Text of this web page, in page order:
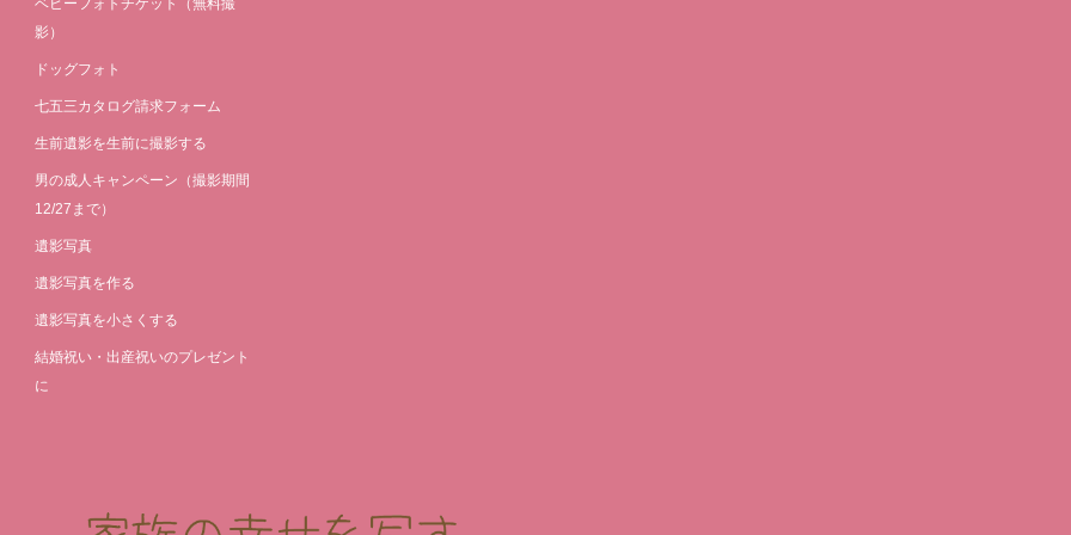
ベビーフォトチケット（無料撮
影）
ドッグフォト
七五三カタログ請求フォーム
生前遺影を生前に撮影する
男の成人キャンペーン（撮影期間
12/27まで）
遺影写真
遺影写真を作る
遺影写真を小さくする
結婚祝い・出産祝いのプレゼント
に